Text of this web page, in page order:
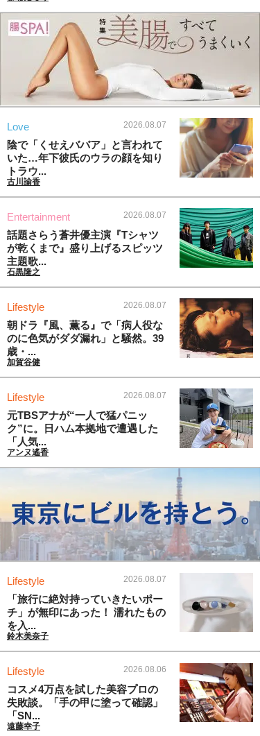
Love 2026.08.07
陰で「くせえババア」と言われて
いた…年下彼氏のウラの顔を知り
トラウ...
古川諭香
Entertainment 2026.08.07
話題さらう蒼井優主演『Tシャツ
が乾くまで』盛り上げるスピッツ
主題歌...
石黒隆之
Lifestyle 2026.08.07
朝ドラ『風、薫る』で「病人役な
のに色気がダダ漏れ」と騒然。39
歳・...
加賀谷健
Lifestyle 2026.08.07
元TBSアナが“一人で猛パニッ
ク”に。日ハム本拠地で遭遇した
「人気...
アンヌ遙香
Lifestyle 2026.08.07
「旅行に絶対持っていきたいポー
チ」が無印にあった！ 濡れたもの
を入...
鈴木美奈子
Lifestyle 2026.08.06
コスメ4万点を試した美容プロの
失敗談。「手の甲に塗って確認」
「SN...
遠藤幸子